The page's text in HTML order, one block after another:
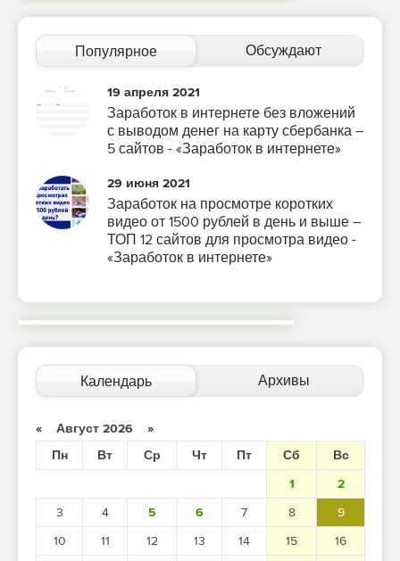
Популярное Обсуждают
19 апреля 2021
Заработок в интернете без вложений
с выводом денег на карту сбербанка –
5 сайтов - «Заработок в интернете»
29 июня 2021
Заработок на просмотре коротких
видео от 1500 рублей в день и выше –
ТОП 12 сайтов для просмотра видео -
«Заработок в интернете»
Календарь Архивы
« Август 2026 »
Пн
Вт Ср Чт Пт Сб
Вс
1
2
3
4 5 6 7 8
9
10
11 12 13 14 15
16